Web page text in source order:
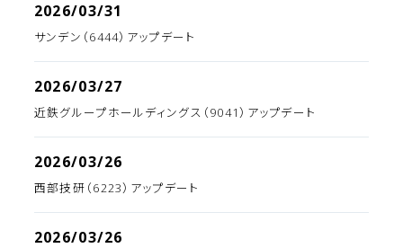
2026/03/31
サンデン（6444）アップデート
2026/03/27
近鉄グループホールディングス（9041）アップデート
2026/03/26
西部技研（6223）アップデート
2026/03/26